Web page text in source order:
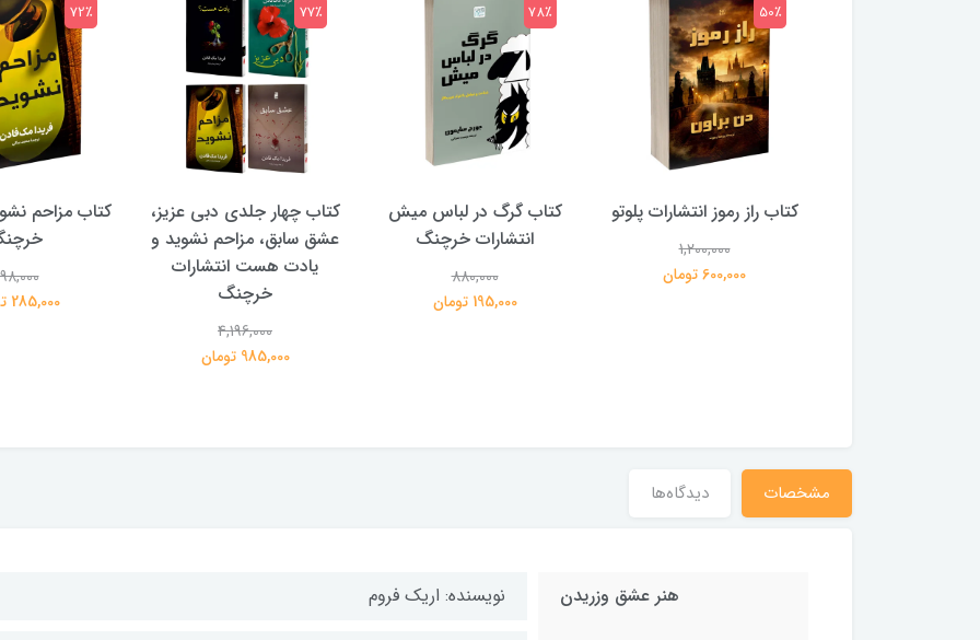
کتاب راز رموز انتشارات پلوتو
1,200,000
600,000 تومان
50٪
کتاب گرگ در لباس میش
انتشارات خرچنگ
880,000
195,000 تومان
78٪
کتاب چهار جلدی دبی عزیز،
عشق سابق، مزاحم نشوید و
یادت هست انتشارات
خرچنگ
4,196,000
985,000 تومان
77٪
کتاب مزاحم
285,000 تومان
72٪
مشخصات دیدگاه‌ها
هنر عشق وزریدن نویسنده: اریک فروم